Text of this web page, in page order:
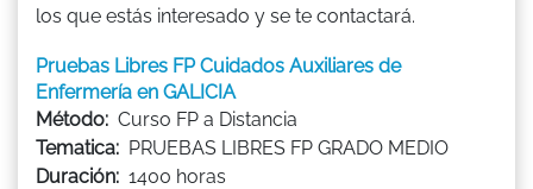
los que estás interesado y se te contactará.
Pruebas Libres FP Cuidados Auxiliares de
Enfermería en GALICIA
Método: Curso FP a Distancia
Tematica: PRUEBAS LIBRES FP GRADO MEDIO
Duración: 1400 horas